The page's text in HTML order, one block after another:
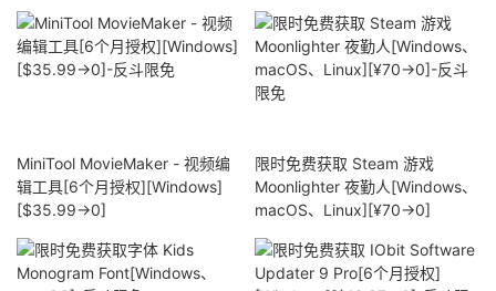
MiniTool MovieMaker - 视频编
辑工具[6个月授权][Windows]
[$35.99→0]
限时免费获取 Steam 游戏
Moonlighter 夜勤人[Windows、
macOS、Linux][¥70→0]